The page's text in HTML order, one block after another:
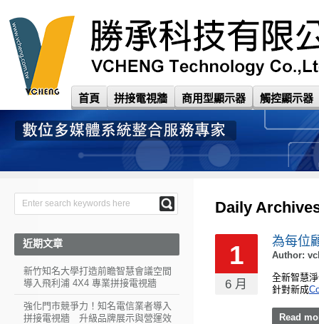
首頁 拼接電視牆 商用型顯示器 觸控顯示器
Daily
為每位
Author:
1
6 月
全新智慧
針對新成
Read
近期文章
新竹知名大學打造前瞻智慧會議空間
導入飛利浦 4X4 專業拼接電視牆
強化門市競爭力！知名電信業者導入
拼接電視牆 升級品牌展示與營運效